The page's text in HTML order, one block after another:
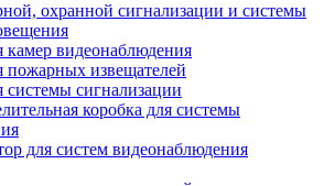
охранной сигнализации и системы
камер видеонаблюдения
пожарных извещателей
системы сигнализации
коробка для системы
для систем видеонаблюдения